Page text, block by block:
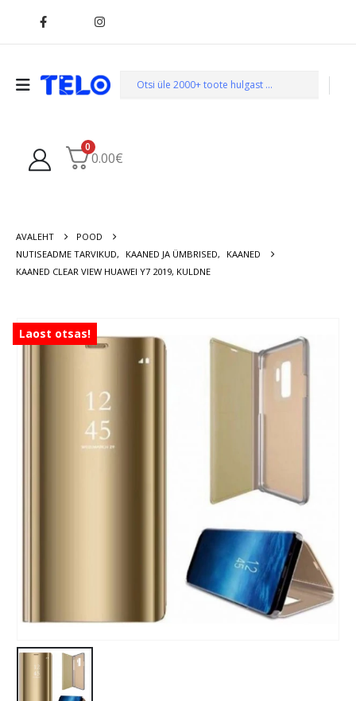
0
0.00€
AVALEHT
POOD
NUTISEADME TARVIKUD, KAANED JA ÜMBRISED,
KAANED
KAANED CLEAR VIEW HUAWEI Y7 2019, KULDNE
Laost otsas!